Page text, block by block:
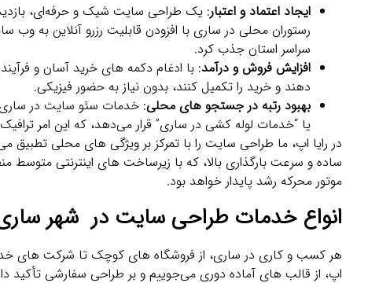
ایجاد اعتماد و اعتبار: یک طراحی سایت شیک و حرفه‌ای، بازدید
رستوران محلی در ساری با افزودن قابلیت رزرو آنلاین به وب‌
سراسر استان جذب کرد.
افزایش فروش و درآمد: با ادغام دکمه‌ های خرید آسان و
دهند و خرید را تکمیل کنند، بدون نیاز به حضور فیزیکی.
بهبود رتبه در جستجو های محلی: خدمات سئو سایت در
یا “خدمات لوله‌ کشی در ساری” قرار می‌دهد، که این امر
در رایا اپ، ما طراحی سایت را با تمرکز بر ویژگی‌ های محلی
ساده و سرعت بارگذاری بالا، که با زیرساخت‌ های اینترنتی
موتور محرکه رشد پایدار خواهد بود.
انواع خدمات طراحی سایت در شهر
هر کسب‌ و کاری در ساری، از فروشگاه‌ های کوچک تا شرکت‌ های
اپ، از قالب‌ های آماده دوری می‌جوییم و بر طراحی سفارشی تأکید